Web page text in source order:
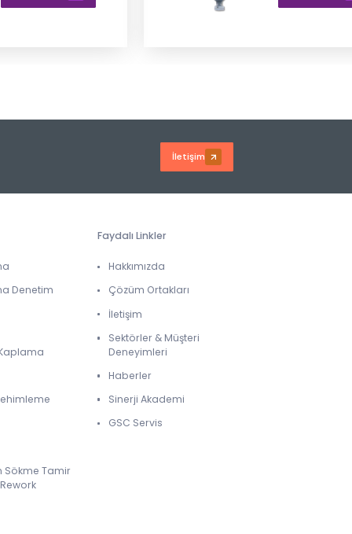
İletişim
Denetim
Sökme Tamir
Faydalı Linkler
Hakkımızda
Çözüm Ortakları
İletişim
Sektörler & Müşteri
Deneyimleri
Haberler
Sinerji Akademi
GSC Servis